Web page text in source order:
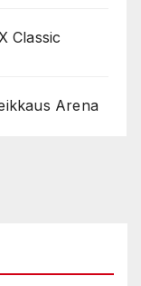
Classic
Arena